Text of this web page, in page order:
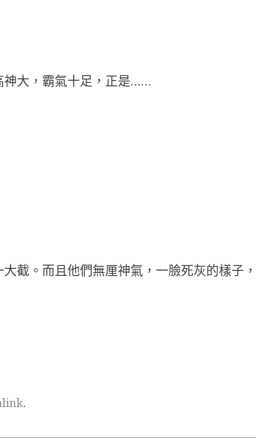
神大，霸氣十足，正是……
截。而且他們無厘神氣，一臉死灰的樣子
.